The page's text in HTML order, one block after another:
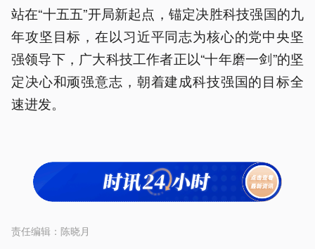
站在“十五五”开局新起点，锚定决胜科技强国的九
年攻坚目标，在以习近平同志为核心的党中央坚
强领导下，广大科技工作者正以“十年磨一剑”的坚
定决心和顽强意志，朝着建成科技强国的目标全
速进发。
责任编辑： 陈晓月